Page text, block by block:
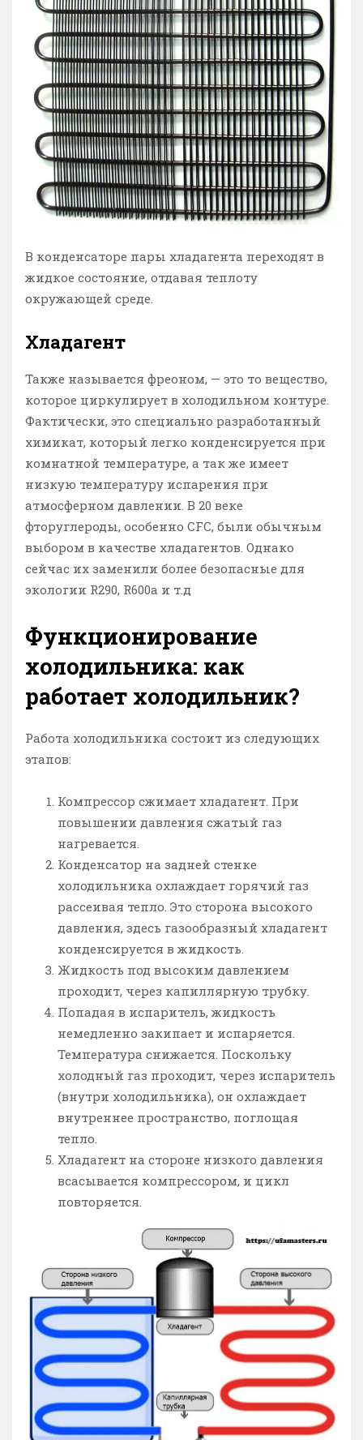
В конденсаторе пары хладагента переходят в
жидкое состояние, отдавая теплоту
окружающей среде.
Хладагент
Также называется фреоном, — это то вещество,
которое циркулирует в холодильном контуре.
Фактически, это специально разработанный
химикат, который легко конденсируется при
комнатной температуре, а так же имеет
низкую температуру испарения при
атмосферном давлении. В 20 веке
фторуглероды, особенно CFC, были обычным
выбором в качестве хладагентов. Однако
сейчас их заменили более безопасные для
экологии R290, R600a и т.д
Функционирование
холодильника: как
работает холодильник?
Работа холодильника состоит из следующих
этапов:
Компрессор сжимает хладагент. При
повышении давления сжатый газ
нагревается.
Конденсатор на задней стенке
холодильника охлаждает горячий газ
рассеивая тепло. Это сторона высокого
давления, здесь газообразный хладагент
конденсируется в жидкость.
Жидкость под высоким давлением
проходит, через капиллярную трубку.
Попадая в испаритель, жидкость
немедленно закипает и испаряется.
Температура снижается. Поскольку
холодный газ проходит, через испаритель
(внутри холодильника), он охлаждает
внутреннее пространство, поглощая
тепло.
Хладагент на стороне низкого давления
всасывается компрессором, и цикл
повторяется.